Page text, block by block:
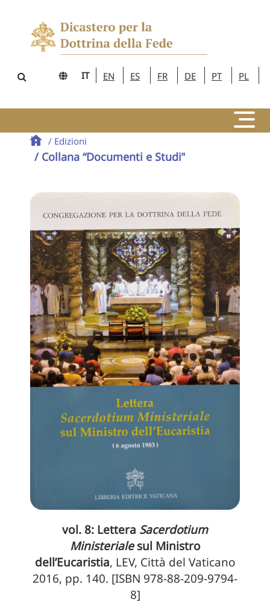
IT EN ES FR DE PT PL
/ Edizioni
/ Collana “Documenti e Studi”
vol. 8: Lettera Sacerdotium
Ministerialesul Ministro
dell’Eucaristia, LEV, Città del Vaticano
2016, pp. 140. [ISBN 978-88-209-9794-
8]